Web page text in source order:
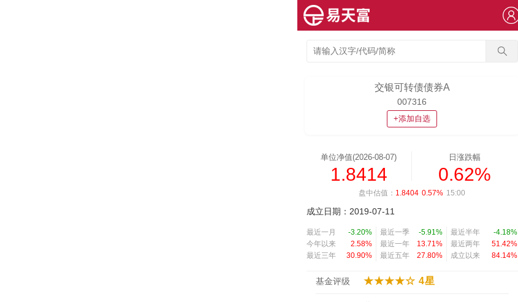
交银可转债债券A
007316
+添加自选
单位净值(2026-08-07)
1.8414
日涨跌幅
0.62%
盘中估值： 1.8404 0.57% 15:00
成立日期：2019-07-11
最近一月 -3.20% 最近一季 -5.91% 最近半年
-4.18%
今年以来
2.58% 最近一年 13.71% 最近两年
51.42%
最近三年
30.90% 最近五年 27.80% 成立以来 84.14%
基金评级 ★★★★☆ 4星